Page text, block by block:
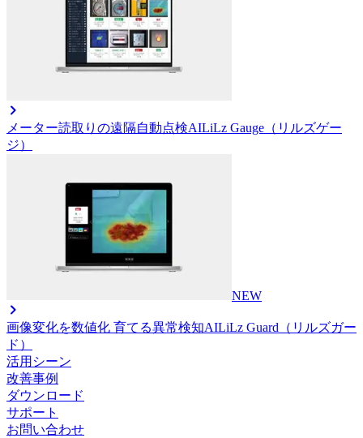
メーター読取りの遠隔自動点検AILiLz Gauge（リルズゲー
ジ）
NEW
画像変化を数値化 育てる異常検知AILiLz Guard（リルズガー
ド）
活用シーン
改善事例
ダウンロード
サポート
お問い合わせ